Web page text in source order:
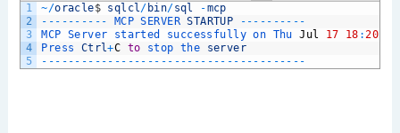
1
2
3
4
5
~/oracle$ sqlcl/ bin/sql -mcp
-- -- -- -- -- MCP SERVER STARTUP -- -- -- -- --
MCP Server started successfully on Thu Jul 17 18 :20
Press Ctrl+C to stop the
server
-- -- -- -- -- -- -- -- -- -- -- -- -- -- -- -- -- -- -- --